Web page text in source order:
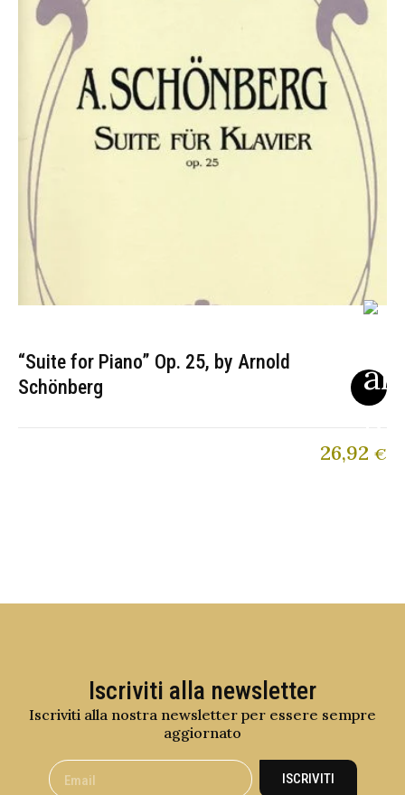
“Suite for Piano” Op. 25, by Arnold
Schönberg
26,92 €
Iscriviti alla newsletter
Iscriviti alla nostra newsletter per essere sempre
aggiornato
ISCRIVITI